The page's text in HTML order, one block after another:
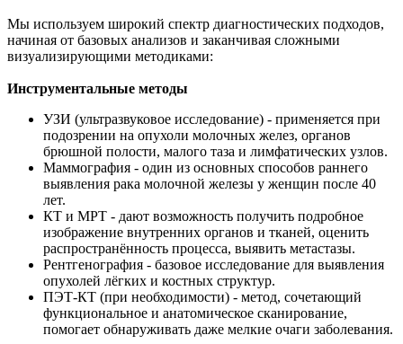
Мы используем широкий спектр диагностических подходов,
начиная от базовых анализов и заканчивая сложными
визуализирующими методиками:
Инструментальные методы
УЗИ (ультразвуковое исследование) - применяется при
подозрении на опухоли молочных желез, органов
брюшной полости, малого таза и лимфатических узлов.
Маммография - один из основных способов раннего
выявления рака молочной железы у женщин после 40
лет.
КТ и МРТ - дают возможность получить подробное
изображение внутренних органов и тканей, оценить
распространённость процесса, выявить метастазы.
Рентгенография - базовое исследование для выявления
опухолей лёгких и костных структур.
ПЭТ-КТ (при необходимости) - метод, сочетающий
функциональное и анатомическое сканирование,
помогает обнаруживать даже мелкие очаги заболевания.